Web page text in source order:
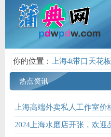
你的位置： 上海4t带口天花板
热点资讯
上海高端外卖私人工作室价
度解析_138
2024上海水磨店开张，欢迎